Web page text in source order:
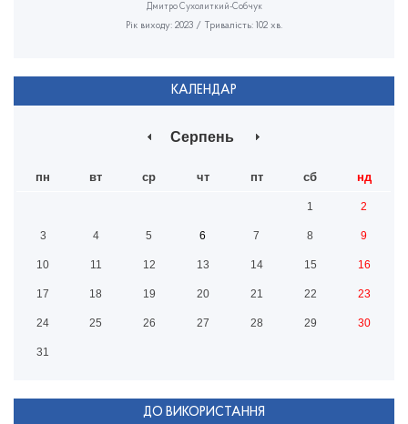
Дмитро Сухолиткий-Собчук
Рік виходу: 2023 / Тривалість: 102 хв.
КАЛЕНДАР
Серпень
пн вт ср чт пт сб нд
1 2
3 4 5 6 7 8 9
10 11 12 13 14 15 16
17 18 19 20 21 22 23
24 25 26 27 28 29 30
31
ДО ВИКОРИСТАННЯ